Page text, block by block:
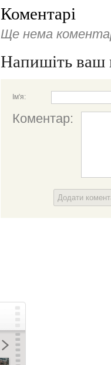
Коментарі
Ще нема
Напишіть ваш
Ім'я:
Коментар:
Додати